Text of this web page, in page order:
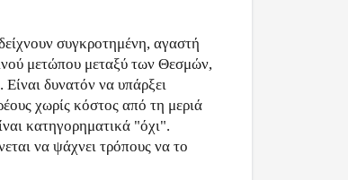
συγκροτημένη, αγαστή
μετώπου μεταξύ των Θεσμών,
Είναι δυνατόν να υπάρξει
χωρίς κόστος από τη μεριά
κατηγορηματικά "όχι".
να ψάχνει τρόπους να το